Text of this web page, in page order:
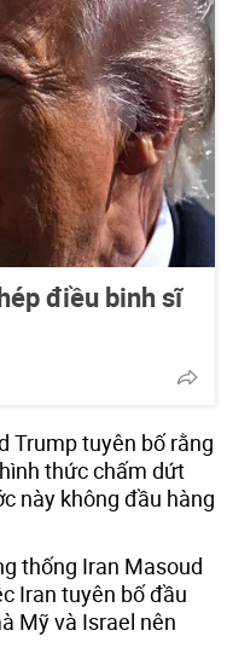
điều binh sĩ
Trump tuyên bố rằng
thức chấm dứt
này không đầu hàng
thống Iran Masoud
Iran tuyên bố đầu
Mỹ và Israel nên